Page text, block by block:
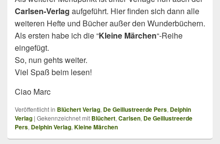
Carlsen-Verlag aufgeführt. Hier finden sich dann alle
weiteren Hefte und Bücher außer den Wunderbüchern.
Als ersten habe ich die “Kleine Märchen“-Reihe
eingefügt.
So, nun gehts weiter.
Viel Spaß beim lesen!
Ciao Marc
Veröffentlicht in Blüchert Verlag, De Geillustreerde Pers, Delphin
Verlag | Gekennzeichnet mit Blüchert, Carlsen, De Geillustreerde
Pers, Delphin Verlag, Kleine Märchen